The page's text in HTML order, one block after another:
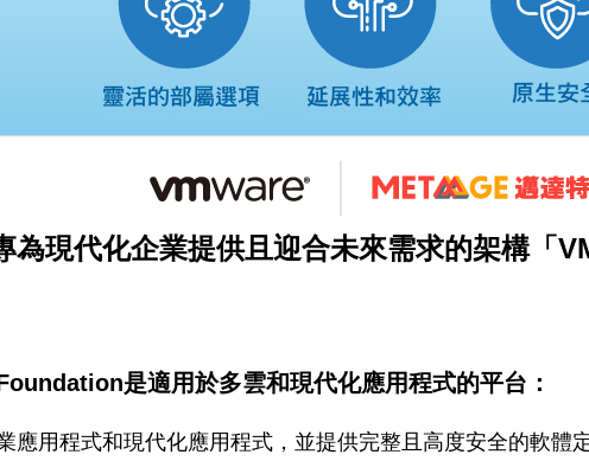
為現代化企業提供且迎合未來需求的架構「
是適用於多雲和現代化應用程式的平台：
應用程式和現代化應用程式，並提供完整且高度安全的軟體